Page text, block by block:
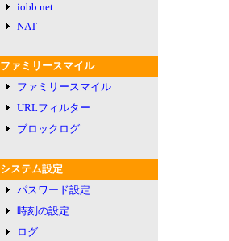
iobb.net
NAT
ファミリースマイル
ファミリースマイル
URLフィルター
ブロックログ
システム設定
パスワード設定
時刻の設定
ログ